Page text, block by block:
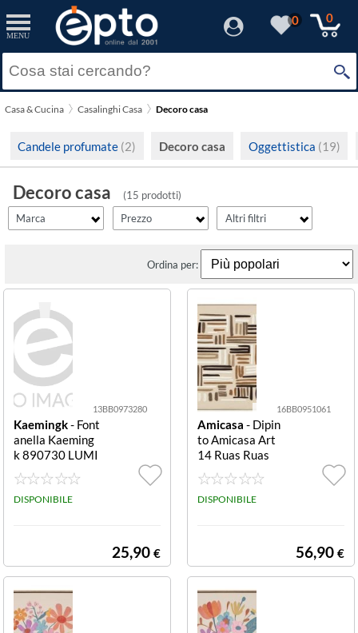
MENU
0 0
Casa & Cucina Casalinghi Casa Decoro casa
Candele profumate (2) Decoro casa Oggettistica (19)
Decoro casa
(15 prodotti)
Marca
filter_id
Kaemingk
Resetta
Prezzo
filter_fprezzo
Prezzo minimo
Resetta
Altri filtri
filter_adds
Solo Promozioni
Visualizza solo le Novità
Resetta
Ordina per:
13BB0973280
Kaemingk- Font
anella Kaeming
k 890730 LUMI
NEO Ciotoline c
on led Grigio e N
ero Ciotoline co
DISPONIBILE
25,90 €
16BB0951061
Amicasa - Dipin
to Amicasa Art
14 Ruas Ruas
DISPONIBILE
56,90 €